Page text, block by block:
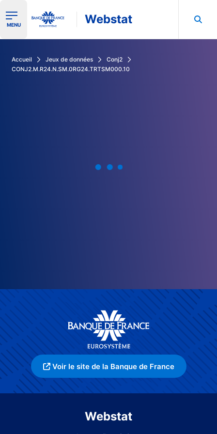
Ouvrir le menu de navigation
MENU Webstat
Accueil Jeux de données
Conj2
CONJ2.M.R24.N.SM.0RG24.TRTSM000.10
Voir le site de la Banque de France
Webstat